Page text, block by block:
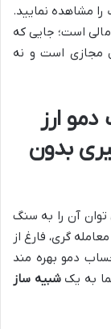
را مشاهده نمایید.
است؛ جایی که
مجازی است و نه
ارز
بدون
آن را به سنگ
گری، فارغ از
دمو بهره مند
به یکشبیه ساز